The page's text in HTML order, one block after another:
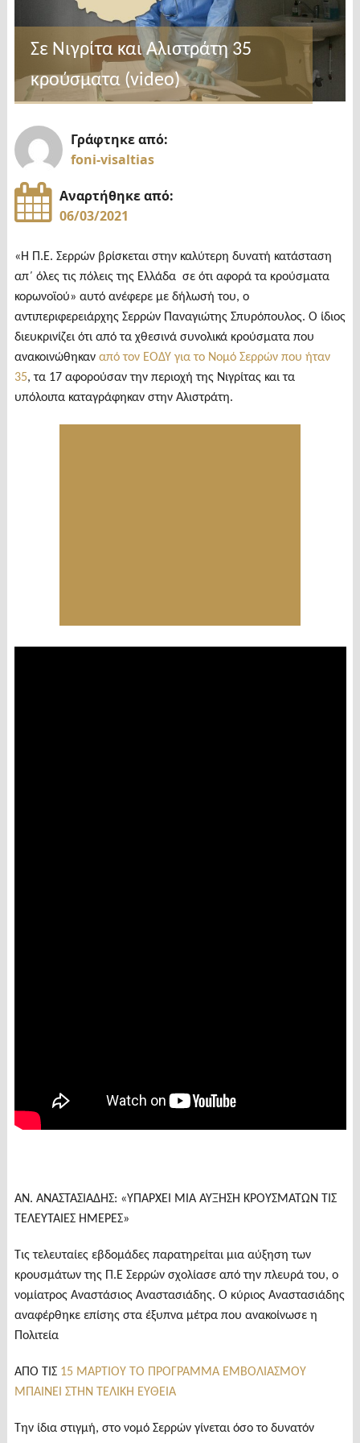
Σε Νιγρίτα και Αλιστράτη 35
κρούσματα (video)
Γράφτηκε από:
foni-visaltias
Αναρτήθηκε από:
06/03/2021
«Η Π.Ε. Σερρών βρίσκεται στην καλύτερη δυνατή κατάσταση
απ΄ όλες τις πόλεις της Ελλάδα σε ότι αφορά τα κρούσματα
κορωνοϊού» αυτό ανέφερε με δήλωσή του, ο
αντιπεριφερειάρχης Σερρών Παναγιώτης Σπυρόπουλος. Ο ίδιος
διευκρινίζει ότι από τα χθεσινά συνολικά κρούσματα που
ανακοινώθηκαν από τον ΕΟΔΥ για το Νομό Σερρών που ήταν
35, τα 17 αφορούσαν την περιοχή της Νιγρίτας και τα
υπόλοιπα καταγράφηκαν στην Αλιστράτη.
ΑΝ. ΑΝΑΣΤΑΣΙΑΔΗΣ: «ΥΠΑΡΧΕΙ ΜΙΑ ΑΥΞΗΣΗ ΚΡΟΥΣΜΑΤΩΝ ΤΙΣ
ΤΕΛΕΥΤΑΙΕΣ ΗΜΕΡΕΣ»
Τις τελευταίες εβδομάδες παρατηρείται μια αύξηση των
κρουσμάτων της Π.Ε Σερρών σχολίασε από την πλευρά του, ο
νομίατρος Αναστάσιος Αναστασιάδης. Ο κύριος Αναστασιάδης
αναφέρθηκε επίσης στα έξυπνα μέτρα που ανακοίνωσε η
Πολιτεία
ΑΠΟ ΤΙΣ 15 ΜΑΡΤΙΟΥ ΤΟ ΠΡΟΓΡΑΜΜΑ ΕΜΒΟΛΙΑΣΜΟΥ
ΜΠΑΙΝΕΙ ΣΤΗΝ ΤΕΛΙΚΗ ΕΥΘΕΙΑ
Την ίδια στιγμή, στο νομό Σερρών γίνεται όσο το δυνατόν